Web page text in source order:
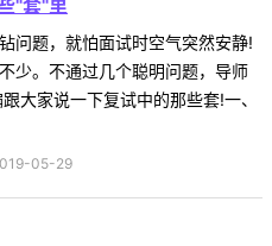
问题，就怕面试时空气突然安静!
少。不通过几个聪明问题，导师
大家说一下复试中的那些套!一、
05-29